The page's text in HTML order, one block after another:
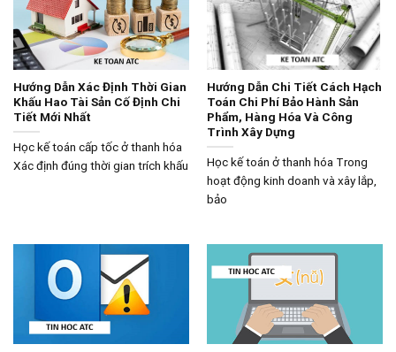
Hướng Dẫn Xác Định Thời Gian
Khấu Hao Tài Sản Cố Định Chi
Tiết Mới Nhất
Học kế toán cấp tốc ở thanh hóa
Xác định đúng thời gian trích khấu
Hướng Dẫn Chi Tiết Cách Hạch
Toán Chi Phí Bảo Hành Sản
Phẩm, Hàng Hóa Và Công
Trình Xây Dựng
Học kế toán ở thanh hóa Trong
hoạt động kinh doanh và xây lắp,
bảo